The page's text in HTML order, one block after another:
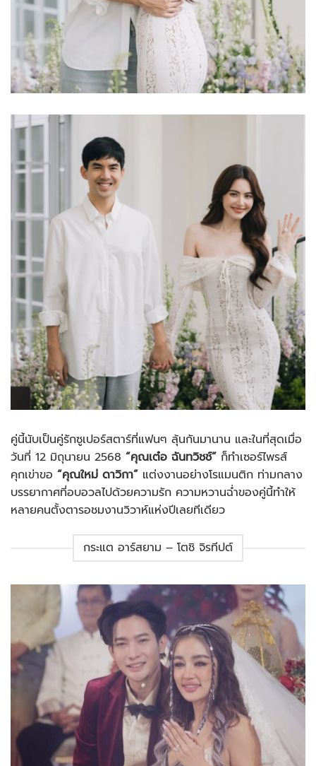
คู่นี้นับเป็นคู่รักซูเปอร์สตาร์ที่แฟนๆ ลุ้นกันมานาน และในที่สุดเมื่อ
วันที่ 12 มิถุนายน 2568 “คุณเต๋อ ฉันทวิชช์” ก็ทำเซอร์ไพรส์
คุกเข่าขอ “คุณใหม่ ดาวิกา” แต่งงานอย่างโรแมนติก ท่ามกลาง
บรรยากาศที่อบอวลไปด้วยความรัก ความหวานฉ่ำของคู่นี้ทำให้
หลายคนตั้งตารอชมงานวิวาห์แห่งปีเลยทีเดียว
กระแต อาร์สยาม – โตชิ จิรทีปต์